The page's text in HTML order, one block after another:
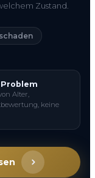
Zustand.
Alter,
keine